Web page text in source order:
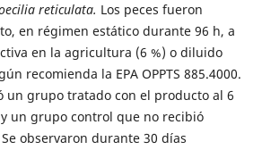
reticulata. Los peces fueron
en régimen estático durante 96 h, a
en la agricultura (6 %) o diluido
recomienda la EPA OPPTS 885.4000.
un grupo tratado con el producto al 6
un grupo control que no recibió
observaron durante 30 días